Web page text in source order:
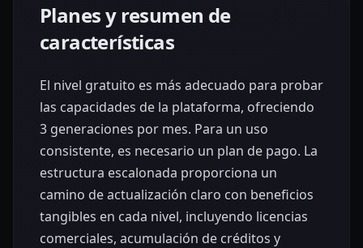
Planes y resumen de
características
El nivel gratuito es más adecuado para probar
las capacidades de la plataforma, ofreciendo
3 generaciones por mes. Para un uso
consistente, es necesario un plan de pago. La
estructura escalonada proporciona un
camino de actualización claro con beneficios
tangibles en cada nivel, incluyendo licencias
comerciales, acumulación de créditos y